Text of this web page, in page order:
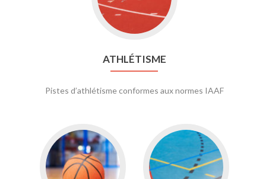
ATHLÉTISME
Pistes d’athlétisme conformes aux normes IAAF
Go
to
MULTISPORT
Go
to
URBAN